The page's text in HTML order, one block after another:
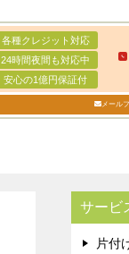
各種クレジット対応
24時間夜間も対応中
安心の1億円保証付
メール
サービ
片付